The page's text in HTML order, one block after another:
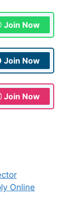
Join Now
Join Now
Join Now
Online